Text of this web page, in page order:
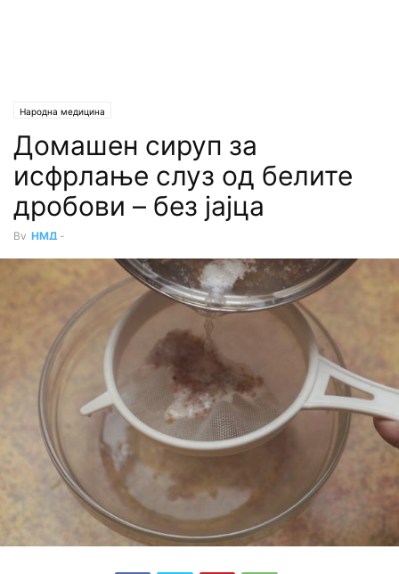
Народна медицина
Домашен сируп за
исфрлање слуз од белите
дробови – без јајца
By НМД -